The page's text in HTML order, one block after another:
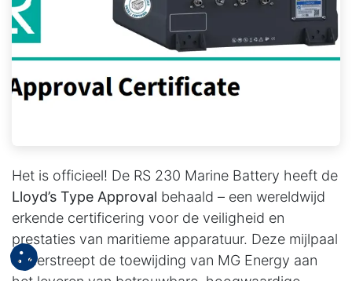
Het is officieel! De RS 230 Marine Battery heeft de
Lloyd’s Type Approval behaald – een wereldwijd
erkende certificering voor de veiligheid en
prestaties van maritieme apparatuur. Deze mijlpaal
onderstreept de toewijding van MG Energy aan